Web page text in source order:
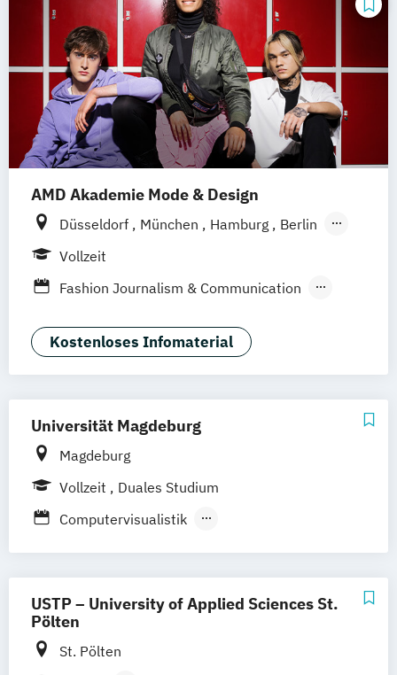
AMD Akademie Mode & Design
Düsseldorf München Hamburg
Berlin
Wiesbaden
Vollzeit
Fashion Journalism & Communication
Industrie & Produkt Design
Interior Design
Kostenloses Infomaterial
Universität Magdeburg
Magdeburg
Vollzeit
Duales Studium
Computervisualistik
Kommunikation
USTP – University of Applied Sciences St.
Pölten
St. Pölten